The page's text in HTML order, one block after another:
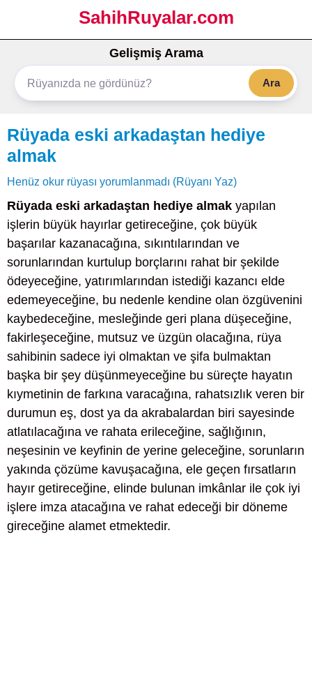
SahihRuyalar.com
Gelişmiş Arama
Ara
Rüyada eski arkadaştan hediye
almak
Henüz okur rüyası yorumlanmadı (Rüyanı Yaz)
Rüyada eski arkadaştan hediye almak yapılan
işlerin büyük hayırlar getireceğine, çok büyük
başarılar kazanacağına, sıkıntılarından ve
sorunlarından kurtulup borçlarını rahat bir şekilde
ödeyeceğine, yatırımlarından istediği kazancı elde
edemeyeceğine, bu nedenle kendine olan özgüvenini
kaybedeceğine, mesleğinde geri plana düşeceğine,
fakirleşeceğine, mutsuz ve üzgün olacağına, rüya
sahibinin sadece iyi olmaktan ve şifa bulmaktan
başka bir şey düşünmeyeceğine bu süreçte hayatın
kıymetinin de farkına varacağına, rahatsızlık veren bir
durumun eş, dost ya da akrabalardan biri sayesinde
atlatılacağına ve rahata erileceğine, sağlığının,
neşesinin ve keyfinin de yerine geleceğine, sorunların
yakında çözüme kavuşacağına, ele geçen fırsatların
hayır getireceğine, elinde bulunan imkânlar ile çok iyi
işlere imza atacağına ve rahat edeceği bir döneme
gireceğine alamet etmektedir.